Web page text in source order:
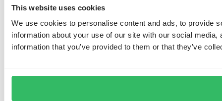
This website uses cookies
We use cookies to personalise content and ads, to provide
information about your use of our site with our social
information that you’ve provided to them or that they’ve